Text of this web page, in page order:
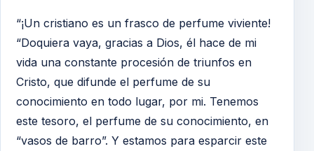
“¡Un cristiano es un frasco de perfume viviente!
“Doquiera vaya, gracias a Dios, él hace de mi
vida una constante procesión de triunfos en
Cristo, que difunde el perfume de su
conocimiento en todo lugar, por mi. Tenemos
este tesoro, el perfume de su conocimiento, en
“vasos de barro”. Y estamos para esparcir este